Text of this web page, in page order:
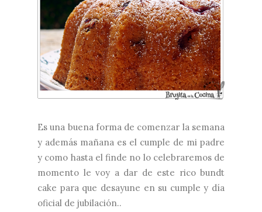
Es una buena forma de comenzar la semana
y además mañana es el cumple de mi padre
y como hasta el finde no lo celebraremos de
momento le voy a dar de este rico bundt
cake para que desayune en su cumple y día
oficial de jubilación..